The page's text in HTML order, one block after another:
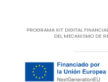
PROGRAMA KIT DIGITAL
DEL MECANISMO DE